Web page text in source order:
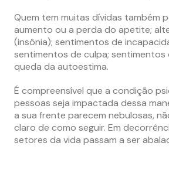
Quem tem muitas dívidas também
aumento ou a perda do apetite;
(insônia); sentimentos de
sentimentos de culpa; sentimentos
queda da autoestima.
É compreensível que a condição
pessoas seja impactada dessa
a sua frente parecem nebulosas,
claro de como seguir. Em
setores da vida passam a ser